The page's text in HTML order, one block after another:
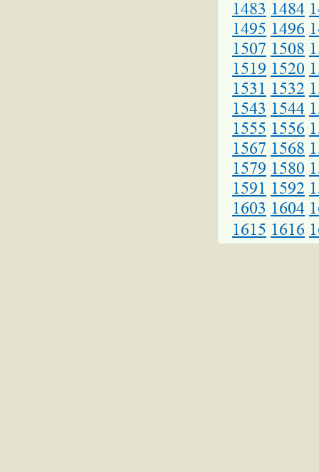
1483 1484
1495 1496
1507 1508
1519 1520
1531 1532
1543 1544
1555 1556
1567 1568
1579 1580
1591 1592
1603 1604
1615 1616